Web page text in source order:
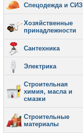
Спецодежда и СИЗ
Хозяйственные
принадлежности
Сантехника
Электрика
Строительная
химия, масла и
смазки
Строительные
материалы